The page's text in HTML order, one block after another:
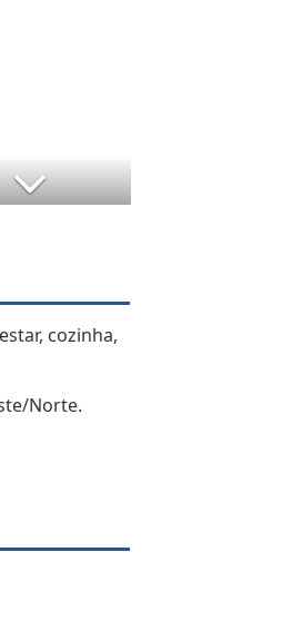
cozinha,
Norte.